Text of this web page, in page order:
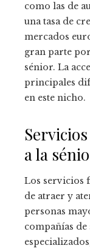
como las de
una tasa de
mercados
gran parte
sénior. La
principales
en este nicho.
a la
Los servicios
de atraer y
personas
compañías